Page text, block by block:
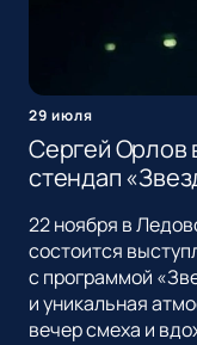
29 июля
Сергей Орлов
стендап
22 ноября в
состоится
с программой
и уникальная
вечер смеха и